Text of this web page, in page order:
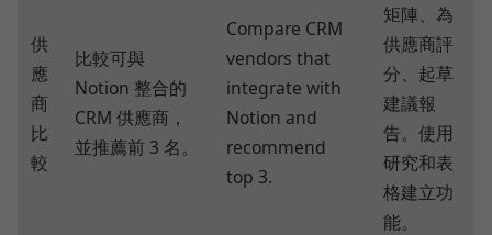
供
應
商
比
較
比較可與
Notion 整合的
CRM 供應商，
並推薦前 3 名。
Compare CRM
vendors that
integrate with
Notion and
recommend
top 3.
矩陣、為
供應商評
分、起草
建議報
告。使用
研究和表
格建立功
能。